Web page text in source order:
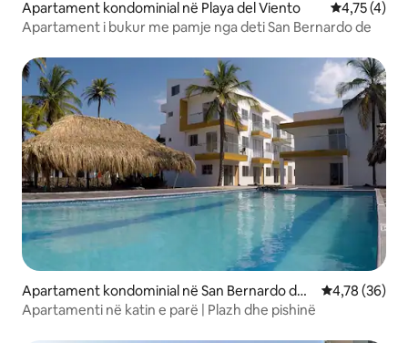
Apartament kondominial në Playa del Viento Vlerësimi
4,75 (4)
Apartament i bukur me pamje nga deti San Bernardo de
Apartament kondominial në San Bernardo del
Viento
Vlerësimi
4,78 (36)
Apartamenti në katin e parë | Plazh dhe pishinë